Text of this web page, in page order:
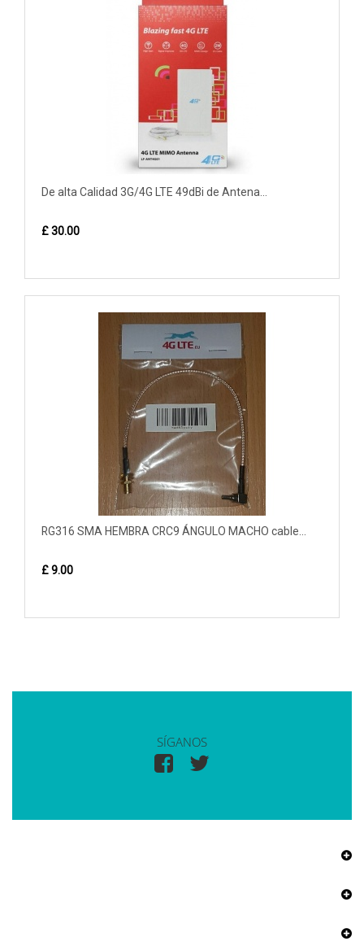
De alta Calidad 3G/4G LTE 49dBi de Antena...
£ 30.00
RG316 SMA HEMBRA CRC9 ÁNGULO MACHO cable...
£ 9.00
SÍGANOS